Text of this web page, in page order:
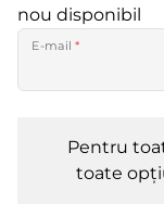
nou disponibil
E-mail*
Pentru
toate